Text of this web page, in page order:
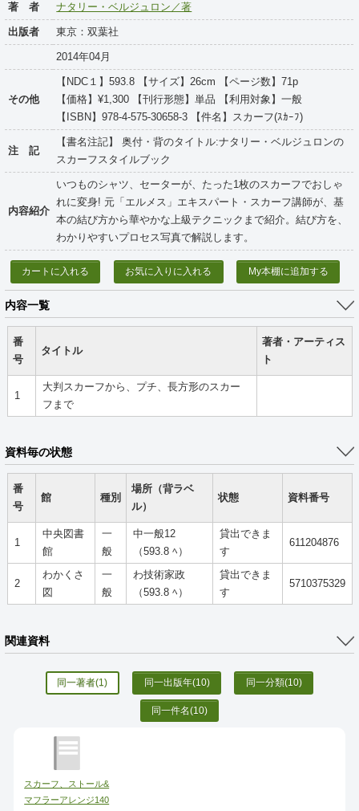
著 者 ナタリー・ベルジュロン／著
出版者 東京：双葉社
2014年04月
その他
【NDC１】593.8 【サイズ】26cm 【ページ数】71p
【価格】¥1,300 【刊行形態】単品 【利用対象】一般
【ISBN】978-4-575-30658-3 【件名】スカーフ(ｽｶｰﾌ)
注 記
【書名注記】 奥付・背のタイトル:ナタリー・ベルジュロンの
スカーフスタイルブック
内容紹介
いつものシャツ、セーターが、たった1枚のスカーフでおしゃ
れに変身! 元「エルメス」エキスパート・スカーフ講師が、基
本の結び方から華やかな上級テクニックまで紹介。結び方を、
わかりやすいプロセス写真で解説します。
カートに入れる お気に入りに入れる My本棚に追加する
内容一覧
番
号
タイトル
著者・アーティス
ト
1
大判スカーフから、プチ、長方形のスカー
フまで
資料毎の状態
番
号
館 種別
場所（背ラベ
ル）
状態 資料番号
1
中央図書
館
一
般
中一般12
（593.8 ﾍ）
貸出できま
す
611204876
2
わかくさ
図
一
般
わ技術家政
（593.8 ﾍ）
貸出できま
す
5710375329
関連資料
同一著者(1) 同一出版年(10) 同一分類(10)
同一件名(10)
スカーフ、ストール&
マフラーアレンジ140